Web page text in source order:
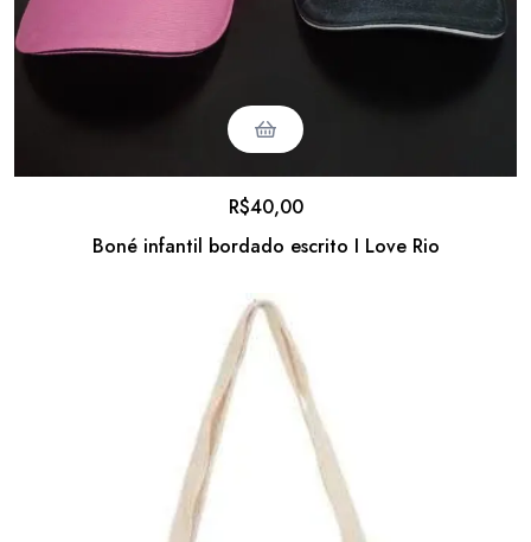
Boné infantil bordado escrito I Love Rio
R$40,00